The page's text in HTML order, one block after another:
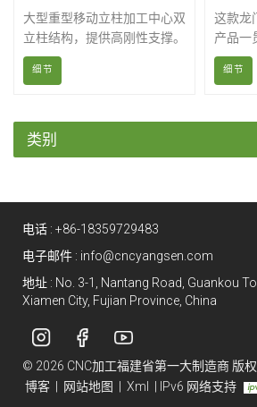
大型重型移动立柱加工中心双
立柱结构，提供高刚性支撑。
采用配重平衡设计，使机器运
行稳定，并降低滚珠丝杠的负
细节
这款龙
产品一
特点，
置和X
制。
精度且
细节
类别
电话 : +86-18359729483
电子邮件 : info@cncyangsen.com
地址 : No. 3-1, Nantang Road, Guankou
Xiamen City, Fujian Province, China
© 2026 CNC加工福建省第一大制造商 版权
博客
网站地图 Xml IPv6 网络支持